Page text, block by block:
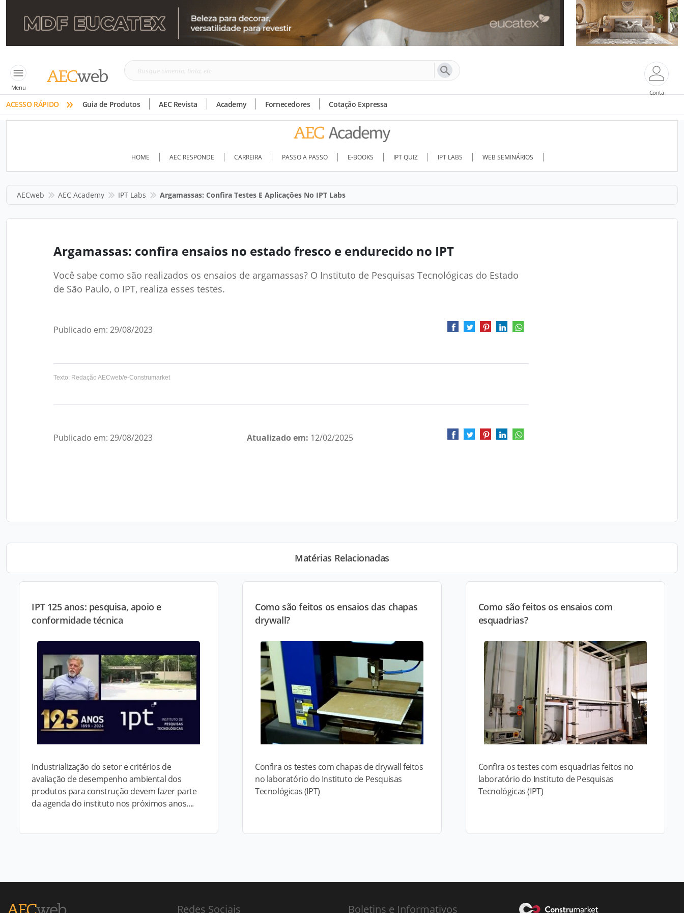
Menu
Busque
tinta,
etc
Conta
ACESSO RÁPIDO » Guia de Produtos AEC Revista Academy Fornecedores Cotação Expressa
HOME AEC RESPONDE CARREIRA PASSO A PASSO E-BOOKS IPT QUIZ IPT LABS WEB SEMINÁRIOS
AECweb AEC Academy IPT Labs Argamassas: Confira Testes E Aplicações No IPT Labs
Argamassas: confira ensaios no estado fresco e endurecido no IPT
Você sabe como são realizados os ensaios de argamassas? O Instituto de Pesquisas Tecnológicas do Estado
de São Paulo, o IPT, realiza esses testes.
Publicado em: 29/08/2023
Texto: Redação AECweb/e-Construmarket
Publicado em: 29/08/2023 Atualizado em: 12/02/2025
Matérias Relacionadas
IPT 125 anos: pesquisa, apoio e
conformidade técnica
Industrialização do setor e critérios de
avaliação de desempenho ambiental dos
produtos para construção devem fazer parte
da agenda do instituto nos próximos anos....
Como são feitos os ensaios das chapas
drywall?
Confira os testes com chapas de drywall feitos
no laboratório do Instituto de Pesquisas
Tecnológicas (IPT)
Como são feitos os ensaios com
esquadrias?
Confira os testes com esquadrias feitos no
laboratório do Instituto de Pesquisas
Tecnológicas (IPT)
Redes Sociais Boletins e Informativos